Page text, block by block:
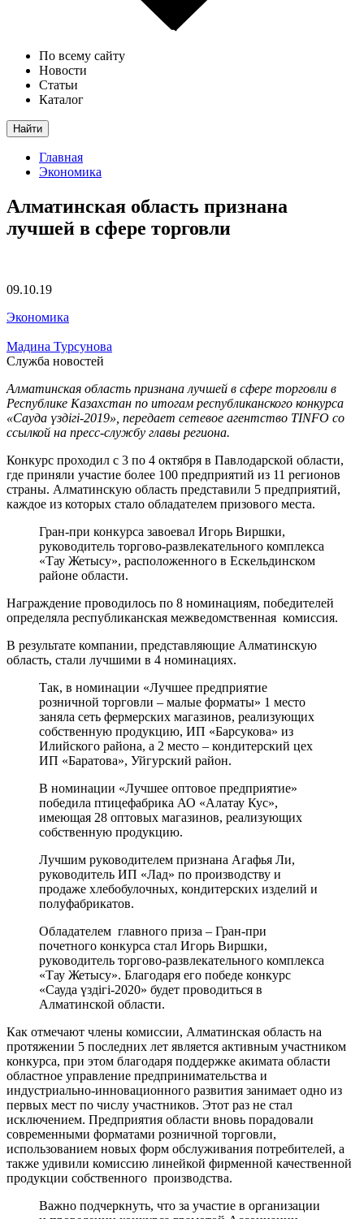
По всему сайту
Новости
Статьи
Каталог
Найти
Главная
Экономика
Алматинская область признана
лучшей в сфере торговли
09.10.19
Экономика
Мадина Турсунова
Служба новостей
Алматинская область признана лучшей в сфере торговли в
Республике Казахстан по итогам республиканского конкурса
«Сауда үздiгi-2019», передает сетевое агентство TINFO со
ссылкой на пресс-службу главы региона.
Конкурс проходил с 3 по 4 октября в Павлодарской области,
где приняли участие более 100 предприятий из 11 регионов
страны. Алматинскую область представили 5 предприятий,
каждое из которых стало обладателем призового места.
Гран-при конкурса завоевал Игорь Виршки,
руководитель торгово-развлекательного комплекса
«Тау Жетысу», расположенного в Ескельдинском
районе области.
Награждение проводилось по 8 номинациям, победителей
определяла республиканская межведомственная комиссия.
В результате компании, представляющие Алматинскую
область, стали лучшими в 4 номинациях.
Так, в номинации «Лучшее предприятие
розничной торговли – малые форматы» 1 место
заняла сеть фермерских магазинов, реализующих
собственную продукцию, ИП «Барсукова» из
Илийского района, а 2 место – кондитерский цех
ИП «Баратова», Уйгурский район.
В номинации «Лучшее оптовое предприятие»
победила птицефабрика АО «Алатау Кус»,
имеющая 28 оптовых магазинов, реализующих
собственную продукцию.
Лучшим руководителем признана Агафья Ли,
руководитель ИП «Лад» по производству и
продаже хлебобулочных, кондитерских изделий и
полуфабрикатов.
Обладателем главного приза – Гран-при
почетного конкурса стал Игорь Виршки,
руководитель торгово-развлекательного комплекса
«Тау Жетысу». Благодаря его победе конкурс
«Сауда үздігі-2020» будет проводиться в
Алматинской области.
Как отмечают члены комиссии, Алматинская область на
протяжении 5 последних лет является активным участником
конкурса, при этом благодаря поддержке акимата области
областное управление предпринимательства и
индустриально-инновационного развития занимает одно из
первых мест по числу участников. Этот раз не стал
исключением. Предприятия области вновь порадовали
современными форматами розничной торговли,
использованием новых форм обслуживания потребителей, а
также удивили комиссию линейкой фирменной качественной
продукции собственного производства.
Важно подчеркнуть, что за участие в организации